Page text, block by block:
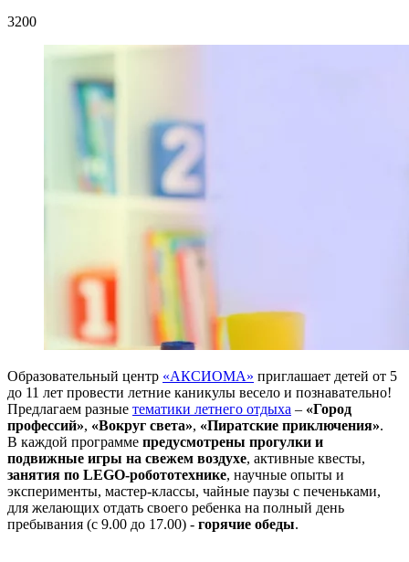
3200
Образовательный центр «АКСИОМА» приглашает детей от 5
до 11 лет провести летние каникулы весело и познавательно!
Предлагаем разные тематики летнего отдыха – «Город
профессий», «Вокруг света», «Пиратские приключения».
В каждой программе предусмотрены прогулки и
подвижные игры на свежем воздухе, активные квесты,
занятия по LEGO-робототехнике, научные опыты и
эксперименты, мастер-классы, чайные паузы с печеньками,
для желающих отдать своего ребенка на полный день
пребывания (с 9.00 до 17.00) - горячие обеды.